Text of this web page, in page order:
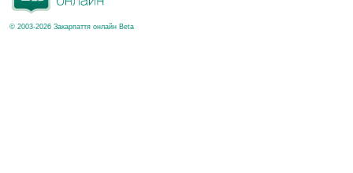
© 2003-2026 Закарпаття онлайн Beta